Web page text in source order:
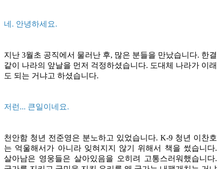
네. 안녕하세요.
지난 3월초 공직에서 물러난 후, 많은 분들을 만났습니다. 한결
같이 나라의 앞날을 먼저 걱정하셨습니다. 도대체 나라가 이래
도 되는 거냐고 하셨습니다.
저런... 큰일이네요.
천안함 청년 전준영은 분노하고 있었습니다. K-9 청년 이찬호
는 억울해서가 아니라 잊혀지지 않기 위해서 책을 썼습니다.
살아남은 영웅들은 살아있음을 오히려 고통스러워했습니다.